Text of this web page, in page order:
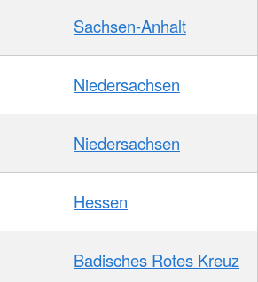
Sachsen-Anhalt
Niedersachsen
Niedersachsen
Hessen
Badisches Rotes Kreuz